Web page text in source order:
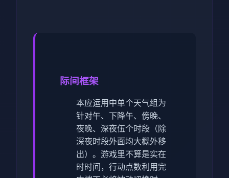
际间框架
本应运用中单个天气组为
针对午、下降午、傍晚、
夜晚、深夜伍个时段（除
深夜时段外面均大概外移
出）。 游戏里不算是实在
时时间，行动点数利用完